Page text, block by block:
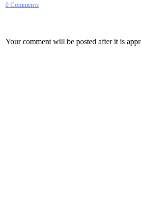
0 Comments
Your comment will be posted after it is